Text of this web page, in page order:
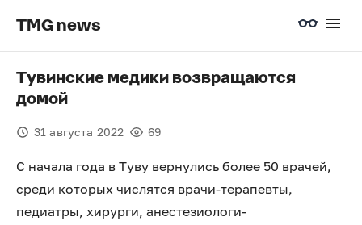
TMG news
Тувинские медики возвращаются
домой
31 августа 2022 69
С начала года в Туву вернулись более 50 врачей,
среди которых числятся врачи-терапевты,
педиатры, хирурги, анестезиологи-